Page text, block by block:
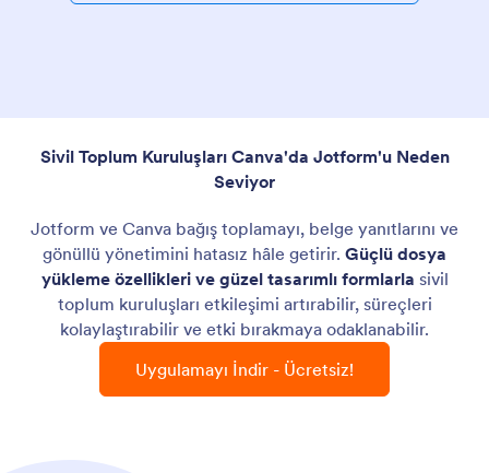
Sivil Toplum Kuruluşları Canva'da Jotform'u Neden
Seviyor
Jotform ve Canva bağış toplamayı, belge yanıtlarını ve
gönüllü yönetimini hatasız hâle getirir. Güçlü dosya
yükleme özellikleri ve güzel tasarımlı formlarla sivil
toplum kuruluşları etkileşimi artırabilir, süreçleri
kolaylaştırabilir ve etki bırakmaya odaklanabilir.
Uygulamayı İndir - Ücretsiz!